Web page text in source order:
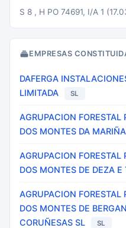
S 8 , H PO 74691, I/A 1
EMPRESAS
DAFERGA
LIMITADA
SL
AGRUPACION FORESTAL
DOS MONTES DA
AGRUPACION FORESTAL
DOS MONTES DE DEZA E
AGRUPACION FORESTAL
DOS MONTES DE
CORUÑESAS SL
SL